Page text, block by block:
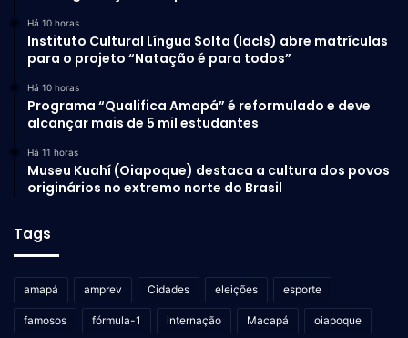
Há 10 horas
Instituto Cultural Língua Solta (Iacls) abre matrículas
para o projeto “Natação é para todos”
Há 10 horas
Programa “Qualifica Amapá” é reformulado e deve
alcançar mais de 5 mil estudantes
Há 11 horas
Museu Kuahí (Oiapoque) destaca a cultura dos povos
originários no extremo norte do Brasil
Tags
amapá amprev Cidades eleições esporte
famosos fórmula-1 internação Macapá oiapoque